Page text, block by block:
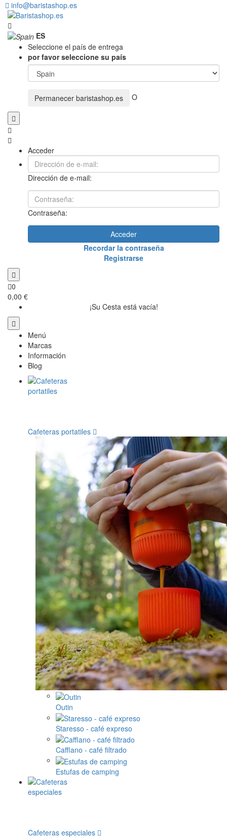
info@baristashop.es
ES
Seleccione el país de entrega
por favor seleccione su país
Permanecer baristashop.es O
Acceder
Dirección de e-mail:
Contraseña:
Acceder
Recordar la contraseña
Registrarse
0
0,00 €
¡Su Cesta está vacía!
Menú
Marcas
Información
Blog
Cafeteras portatiles
Outin
Staresso - café expreso
Cafflano - café filtrado
Estufas de camping
Cafeteras especiales